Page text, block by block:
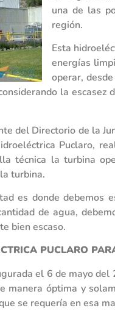
una de las
región.
Esta
energías
operar,
la
del Directorio de la
Puclaro,
técnica la turbina
turbina.
es donde
de agua,
bien escaso.
PUCLARO
el 6 de mayo
manera óptima y
se requería en esa